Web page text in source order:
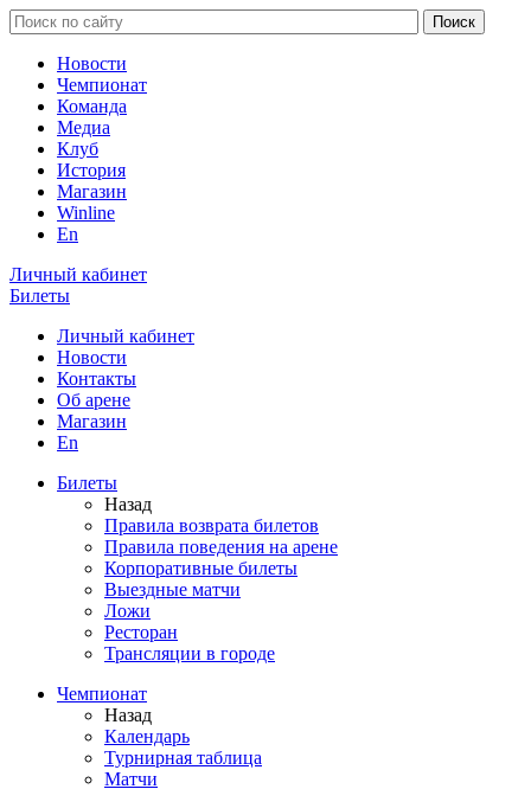
Новости
Чемпионат
Команда
Медиа
Клуб
История
Магазин
Winline
En
Личный кабинет
Билеты
Личный кабинет
Новости
Контакты
Об арене
Магазин
En
Билеты
Назад
Правила возврата билетов
Правила поведения на арене
Корпоративные билеты
Выездные матчи
Ложи
Ресторан
Трансляции в городе
Чемпионат
Назад
Календарь
Турнирная таблица
Матчи